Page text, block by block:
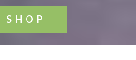
SHOP